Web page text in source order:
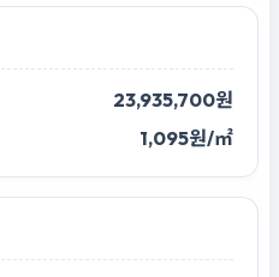
23,935,700원
1,095원/㎡